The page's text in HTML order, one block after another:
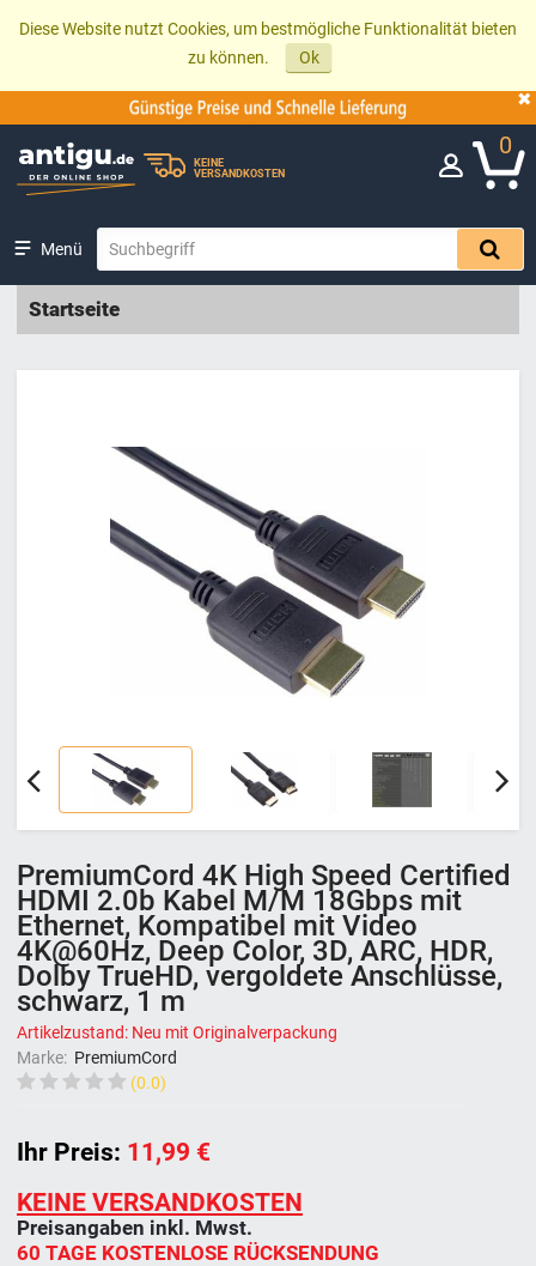
Diese Website nutzt Cookies, um bestmögliche Funktionalität bieten
zu können.
Ok
KEINE
VERSANDKOSTEN
0
Menü
Startseite
PremiumCord 4K High Speed ​​Certified
HDMI 2.0b Kabel M/M 18Gbps mit
Ethernet, Kompatibel mit Video
4K@60Hz, Deep Color, 3D, ARC, HDR,
Dolby TrueHD, vergoldete Anschlüsse,
schwarz, 1 m
Artikelzustand: Neu mit Originalverpackung
Marke: PremiumCord
(0.0)
Ihr Preis: 11,99 €
KEINE VERSANDKOSTEN
Preisangaben inkl. Mwst.
60 TAGE KOSTENLOSE RÜCKSENDUNG